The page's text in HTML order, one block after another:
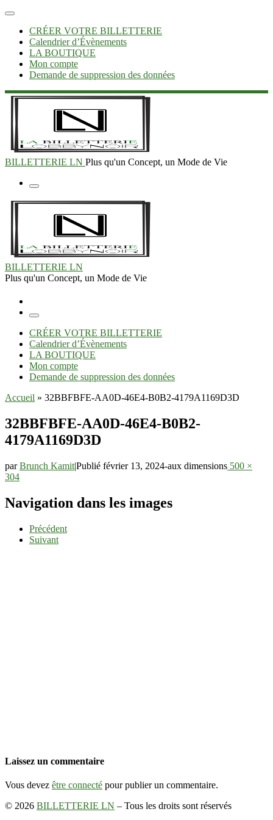
Skip
content
Menu
CRÉER VOTRE BILLETTERIE
Calendrier d’Évènements
LA BOUTIQUE
Mon compte
Demande de suppression des données
BILLETTERIE LN Plus qu'un Concept, un Mode de Vie
Menu
BILLETTERIE LN
Plus qu'un Concept, un Mode de Vie
Menu
CRÉER VOTRE BILLETTERIE
Calendrier d’Évènements
LA BOUTIQUE
Mon compte
Demande de suppression des données
Accueil » 32BBFBFE-AA0D-46E4-B0B2-4179A1169D3D
32BBFBFE-AA0D-46E4-B0B2-
4179A1169D3D
parBrunch Kamit|Publié février 13, 2024-aux dimensions 500 ×
304
Navigation dans les images
Précédent
Suivant
Laissez un commentaire
Vous devez être connecté pour publier un commentaire.
© 2026 BILLETTERIE LN – Tous les droits sont réservés